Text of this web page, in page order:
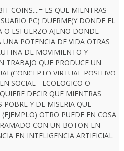
COINS....= ES QUE MIENTRAS
PC) DUERME(Y DONDE EL
O ESFUERZO AJENO DONDE
UNA POTENCIA DE VIDA OTRAS
DE MOVIMIENTO Y
TRABAJO QUE PRODUCE UN
VIRTUAL POSITIVO
SOCIAL - ECOLOGICO O
DECIR QUE MIENTRAS
Y DE MISERIA QUE
OTRO PUEDE EN COSA
CON UN BOTON EN
EN INTELIGENCIA ARTIFICIAL